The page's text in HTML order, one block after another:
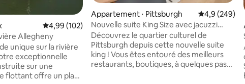
Évaluation moyenne sur la base de 102 commentaires :
4,99 (102)
Allegheny
unique sur la rivière
exceptionnelle
sur une
flottant offre un plan
Appartement ⋅ Pittsburgh Évaluation
4,9 (249)
Nouvelle suite King Size avec jacuzzi
dans le quartier culturel
Découvrez le quartier culturel de
Pittsburgh depuis cette nouvelle suite
king ! Vous êtes entouré des meilleurs
restaurants, boutiques, à quelques pas